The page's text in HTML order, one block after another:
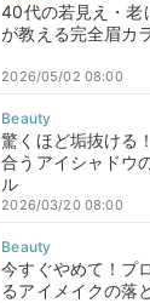
40代の若見え・老
が教える完全眉カ
2026/05/02 08:00
驚くほど垢抜ける
合うアイシャドウ
ル
2026/03/20 08:00
今すぐやめて！プ
るアイメイクの落